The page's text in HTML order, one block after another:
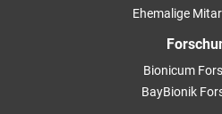
Ehemalige
Bionicum
BayBionik